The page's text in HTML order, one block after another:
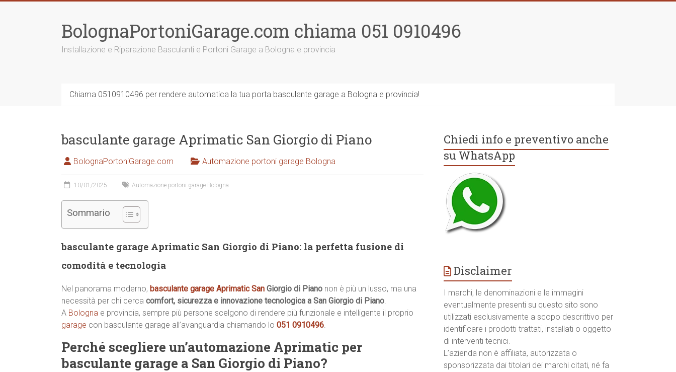
BolognaPortoniGarage.com chiama 051 0910496
Installazione e Riparazione Basculanti e Portoni Garage a Bologna e provincia
Chiama 0510910496 per rendere automatica la tua porta basculante garage a Bologna e provincia!
basculante garage Aprimatic San Giorgio di Piano
BolognaPortoniGarage.com Automazione portoni garage Bologna
10/01/2025 Automazione portoni garage Bologna
Sommario
basculante garage Aprimatic San Giorgio di Piano: la perfetta fusione di
comodità e tecnologia
Nel panorama moderno, basculante garage Aprimatic San Giorgio di Piano non è più un lusso, ma una
necessità per chi cerca comfort, sicurezza e innovazione tecnologica a San Giorgio di Piano.
A Bologna e provincia, sempre più persone scelgono di rendere più funzionale e intelligente il proprio
garage con basculante garage all’avanguardia chiamando lo 051 0910496.
Perché scegliere un’automazione Aprimatic per
basculante garage a San Giorgio di Piano?
Chiedi info e preventivo anche
su WhatsApp
Disclaimer
I marchi, le denominazioni e le immagini
eventualmente presenti su questo sito sono
utilizzati esclusivamente a scopo descrittivo per
identificare i prodotti trattati, installati o oggetto
di interventi tecnici.
L’azienda non è affiliata, autorizzata o
sponsorizzata dai titolari dei marchi citati, né fa